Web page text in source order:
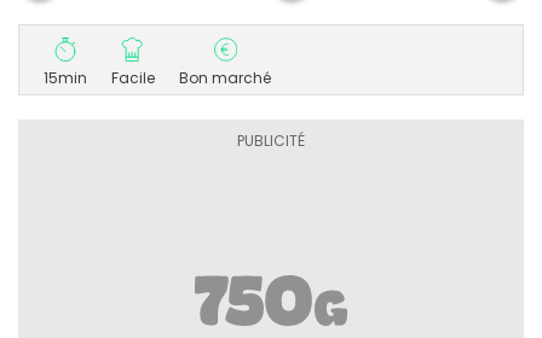
15min Facile Bon marché